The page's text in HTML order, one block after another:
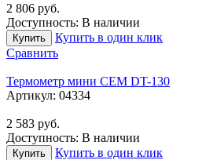
2 806 руб.
Доступность: В наличии
Купить
Купить в один клик
Сравнить
Термометр мини CEM DT-130
Артикул: 04334
2 583 руб.
Доступность: В наличии
Купить
Купить в один клик